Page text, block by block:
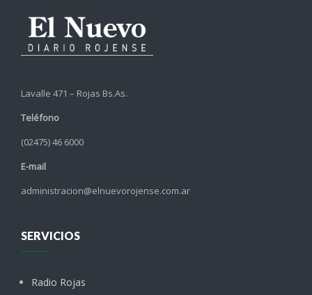
Lavalle 471 – Rojas Bs.As.
Teléfono
(02475) 46 6000
E-mail
administracion@elnuevorojense.com.ar
SERVICIOS
Radio Rojas